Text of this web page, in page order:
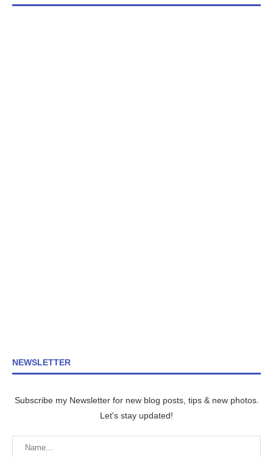
NEWSLETTER
Subscribe my Newsletter for new blog posts, tips & new photos.
Let's stay updated!